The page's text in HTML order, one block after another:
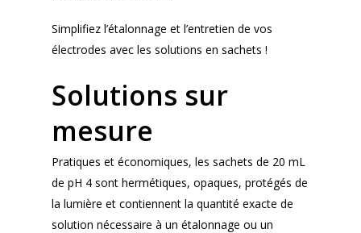
Simplifiez l’étalonnage et l’entretien de vos
électrodes avec les solutions en sachets !
Solutions sur
mesure
Pratiques et économiques, les sachets de 20 mL
de pH 4 sont hermétiques, opaques, protégés de
la lumière et contiennent la quantité exacte de
solution nécessaire à un étalonnage ou un